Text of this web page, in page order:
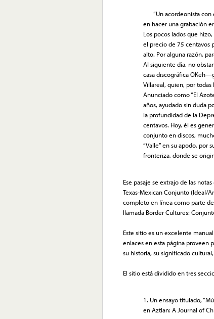
“Un acordeonista con
en hacer una grabación
Los pocos lados que
el precio de 75 centavos
alto. Por alguna razón,
Al siguiente día, no
casa discográfica
Villareal, quien, por
Anunciado como “El
años, ayudado sin duda
la profundidad de la
centavos. Hoy, él es
conjunto en discos,
“Valle” en su apodo, por
fronteriza, donde se
Ese pasaje se extrajo de las
Texas-Mexican Conjunto (Ideal/
completo en línea como parte
llamada Border Cultures:
Este sitio es un excelente
enlaces en esta página proveen
su historia, su significado
El sitio está dividido en tres
1. Un ensayo titulado,
en Aztlan: A Journal of